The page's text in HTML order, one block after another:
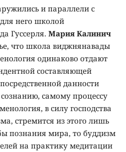
и параллели с
него школой
Гуссерля. Мария Калинич
что школа виджнянавады
одинаково отдают
составляющей
данности
самому процессу
в силу господства
стремится из этого лишь
познания мира, то буддизм
на практику медитации